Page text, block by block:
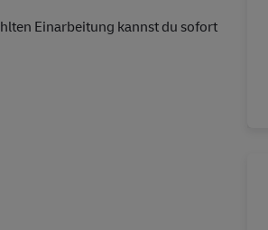
Einarbeitung kannst du sofort